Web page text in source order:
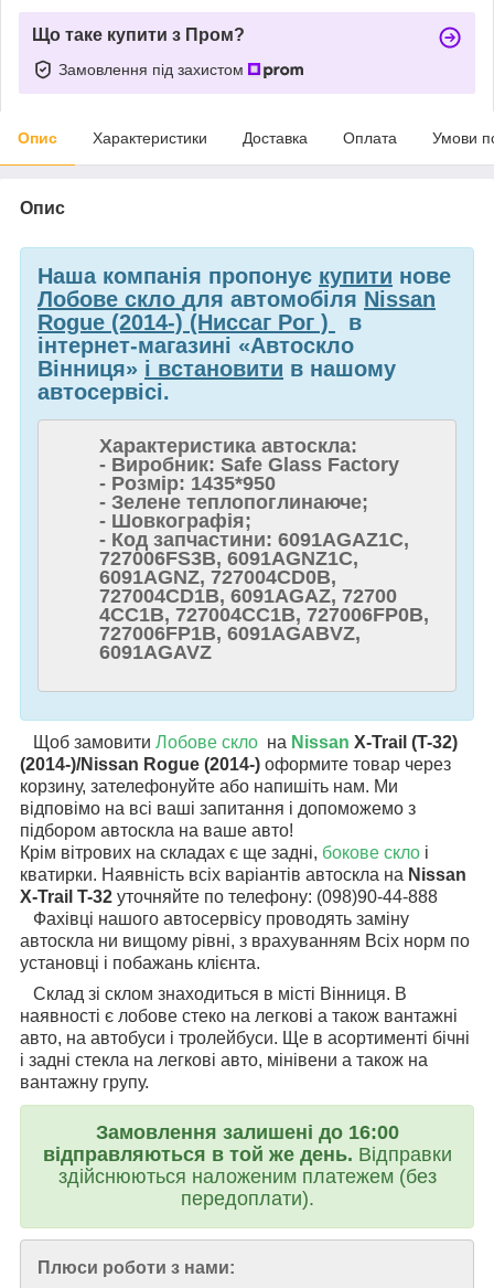
Що таке купити з Пром?
Замовлення під захистом
Опис Характеристики Доставка Оплата Умови
Опис
Наша компанія пропонує купити нове
Лобове скло для автомобіля Nissan
Rogue (2014-) (Ниссаг Рог )
в
інтернет-магазині «Автоскло
Вінниця» і встановити в нашому
автосервісі.
Характеристика автоскла:
- Виробник: Safe Glass Factory
- Розмір: 1435*950
- Зелене теплопоглинаюче;
- Шовкографія;
- Код запчастини: 6091AGAZ1C,
727006FS3B, 6091AGNZ1C,
6091AGNZ, 727004CD0B,
727004CD1B, 6091AGAZ, 72700
4CC1B, 727004CC1B, 727006FP0B,
727006FP1B, 6091AGABVZ,
6091AGAVZ
Щоб замовити Лобове скло на Nissan X-Trail (T-32)
(2014-)/Nissan Rogue (2014-) оформите товар через
корзину, зателефонуйте або напишіть нам. Ми
відповімо на всі ваші запитання і допоможемо з
підбором автоскла на ваше авто!
Крім вітрових на складах є ще задні, бокове скло і
кватирки. Наявність всіх варіантів автоскла на Nissan
X-Trail T-32 уточняйте по телефону: (098)90-44-888
Фахівці нашого автосервісу проводять заміну
автоскла ни вищому рівні, з врахуванням Всіх норм по
установці і побажань клієнта.
Склад зі склом знаходиться в місті Вінниця. В
наявності є лобове стеко на легкові а також вантажні
авто, на автобуси і тролейбуси. Ще в асортименті бічні
і задні стекла на легкові авто, мінівени а також на
вантажну групу.
Замовлення залишені до 16:00
відправляються в той же день. Відправки
здійснюються наложеним платежем (без
передоплати).
Плюси роботи з нами: